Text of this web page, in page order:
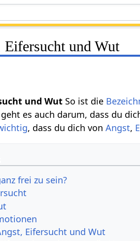
und Wut
und Wut So ist die
geht es auch darum, dass du
, dass du dich vonAngst,
frei zu sein?
Eifersucht und Wut